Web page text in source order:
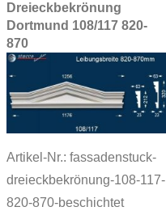
Dreieckbekrönung
Dortmund 108/117 820-
870
Artikel-Nr.: fassadenstuck-
dreieckbekrönung-108-117-
820-870-beschichtet